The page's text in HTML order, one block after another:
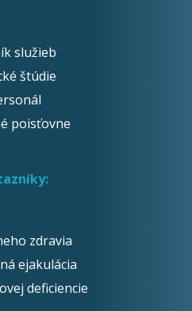
služieb
štúdie
poisťovne
zdravia
ejakulácia
deficiencie